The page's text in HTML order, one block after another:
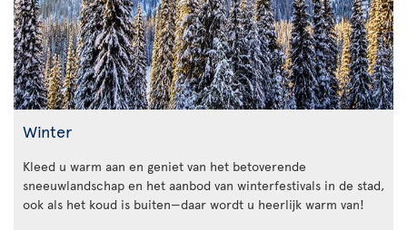
Winter
Kleed u warm aan en geniet van het betoverende
sneeuwlandschap en het aanbod van winterfestivals in de stad,
ook als het koud is buiten—daar wordt u heerlijk warm van!